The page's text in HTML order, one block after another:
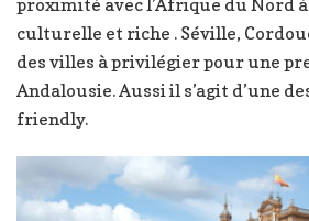
culturelle et riche . Séville,
des villes à privilégier pour une
Andalousie. Aussi il s’agit d’une
friendly.